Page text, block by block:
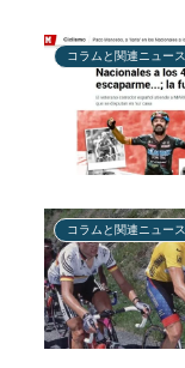
コラムと関連ニュース
コラムと関連ニュース